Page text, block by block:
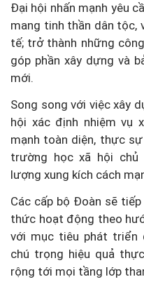
Đại hội nhấn mạnh yêu
mang tinh thần dân tộc,
tế; trở thành những
góp phần xây dựng và
mới.
Song song với việc xây
hội xác định nhiệm vụ
mạnh toàn diện, thực
trường học xã hội chủ
lượng xung kích cách
Các cấp bộ Đoàn sẽ
thức hoạt động theo
với mục tiêu phát triển
chú trọng hiệu quả
rộng tới mọi tầng lớp